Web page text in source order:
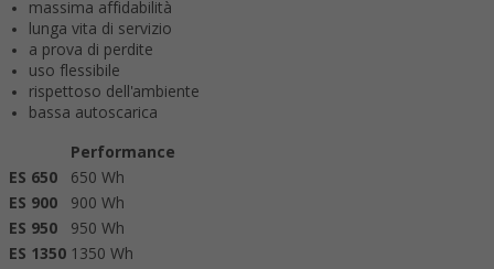
massima affidabilità
lunga vita di servizio
a prova di perdite
uso flessibile
rispettoso dell'ambiente
bassa autoscarica
Performance
ES 650
650 Wh
ES 900
900 Wh
ES 950
950 Wh
ES 1350 1350 Wh